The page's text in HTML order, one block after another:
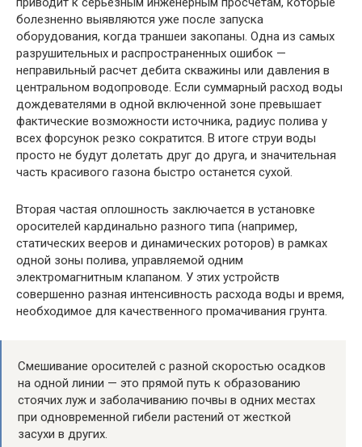
болезненно выявляются уже после запуска
оборудования, когда траншеи закопаны. Одна из самых
разрушительных и распространенных ошибок —
неправильный расчет дебита скважины или давления в
центральном водопроводе. Если суммарный расход воды
дождевателями в одной включенной зоне превышает
фактические возможности источника, радиус полива у
всех форсунок резко сократится. В итоге струи воды
просто не будут долетать друг до друга, и значительная
часть красивого газона быстро останется сухой.
Вторая частая оплошность заключается в установке
оросителей кардинально разного типа (например,
статических вееров и динамических роторов) в рамках
одной зоны полива, управляемой одним
электромагнитным клапаном. У этих устройств
совершенно разная интенсивность расхода воды и время,
необходимое для качественного промачивания грунта.
Смешивание оросителей с разной скоростью осадков
на одной линии — это прямой путь к образованию
стоячих луж и заболачиванию почвы в одних местах
при одновременной гибели растений от жесткой
засухи в других.